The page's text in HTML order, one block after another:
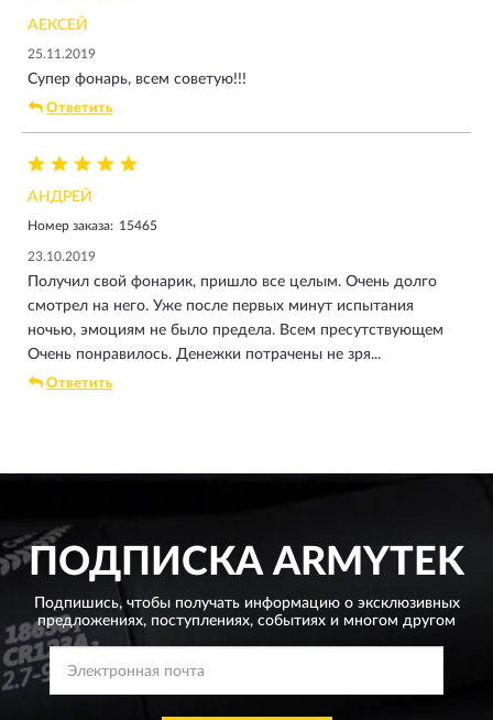
АЕКСЕЙ
25.11.2019
Супер фонарь, всем советую!!!
Ответить
АНДРЕЙ
Номер заказа: 15465
23.10.2019
Получил свой фонарик, пришло все целым. Очень долго
смотрел на него. Уже после первых минут испытания
ночью, эмоциям не было предела. Всем пресутствующем
Очень понравилось. Денежки потрачены не зря...
Ответить
ПОДПИСКА ARMYTEK
Подпишись, чтобы получать информацию о эксклюзивных
предложениях, поступлениях, событиях и многом другом